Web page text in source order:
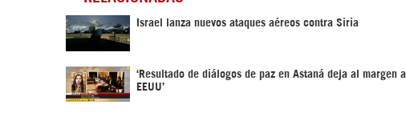
Israel lanza nuevos ataques aéreos contra Siria
‘Resultado de diálogos de paz en Astaná deja al margen a
EEUU’